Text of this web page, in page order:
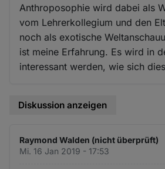
Anthroposophie wird dabei als
vom Lehrerkollegium und den
noch als exotische
ist meine Erfahrung. Es wird in
interessant werden, wie sich
Diskussion anzeigen
Raymond Walden (nicht überprüft)
Mi. 16 Jan 2019 - 17:53